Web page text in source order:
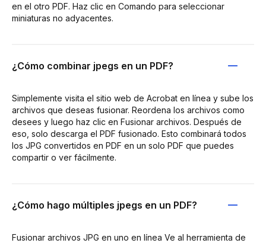
en el otro PDF. Haz clic en Comando para seleccionar
miniaturas no adyacentes.
¿Cómo combinar jpegs en un PDF?
Simplemente visita el sitio web de Acrobat en línea y sube los
archivos que deseas fusionar. Reordena los archivos como
desees y luego haz clic en Fusionar archivos. Después de
eso, solo descarga el PDF fusionado. Esto combinará todos
los JPG convertidos en PDF en un solo PDF que puedes
compartir o ver fácilmente.
¿Cómo hago múltiples jpegs en un PDF?
Fusionar archivos JPG en uno en línea Ve al herramienta de